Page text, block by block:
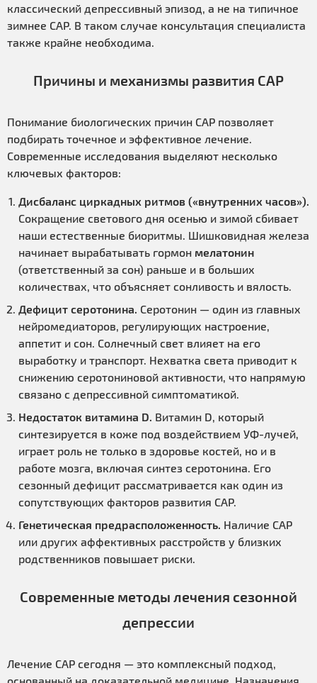
классический депрессивный эпизод, а не на типичное
зимнее САР. В таком случае консультация специалиста
также крайне необходима.
Причины и механизмы развития САР
Понимание биологических причин САР позволяет
подбирать точечное и эффективное лечение.
Современные исследования выделяют несколько
ключевых факторов:
Дисбаланс циркадных ритмов («внутренних часов»).
Сокращение светового дня осенью и зимой сбивает
наши естественные биоритмы. Шишковидная железа
начинает вырабатывать гормон мелатонин
(ответственный за сон) раньше и в больших
количествах, что объясняет сонливость и вялость.
Дефицит серотонина. Серотонин — один из главных
нейромедиаторов, регулирующих настроение,
аппетит и сон. Солнечный свет влияет на его
выработку и транспорт. Нехватка света приводит к
снижению серотониновой активности, что напрямую
связано с депрессивной симптоматикой.
Недостаток витамина D. Витамин D, который
синтезируется в коже под воздействием УФ-лучей,
играет роль не только в здоровье костей, но и в
работе мозга, включая синтез серотонина. Его
сезонный дефицит рассматривается как один из
сопутствующих факторов развития САР.
Генетическая предрасположенность. Наличие САР
или других аффективных расстройств у близких
родственников повышает риски.
Современные методы лечения сезонной
депрессии
Лечение САР сегодня — это комплексный подход,
основанный на доказательной медицине. Назначения